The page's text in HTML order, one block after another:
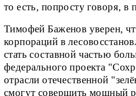
то есть, попросту говоря, в
Тимофей Баженов уверен,
корпораций в
стать составной частью
федерального проекта
отрасли отечественной
смогут совершить мощный